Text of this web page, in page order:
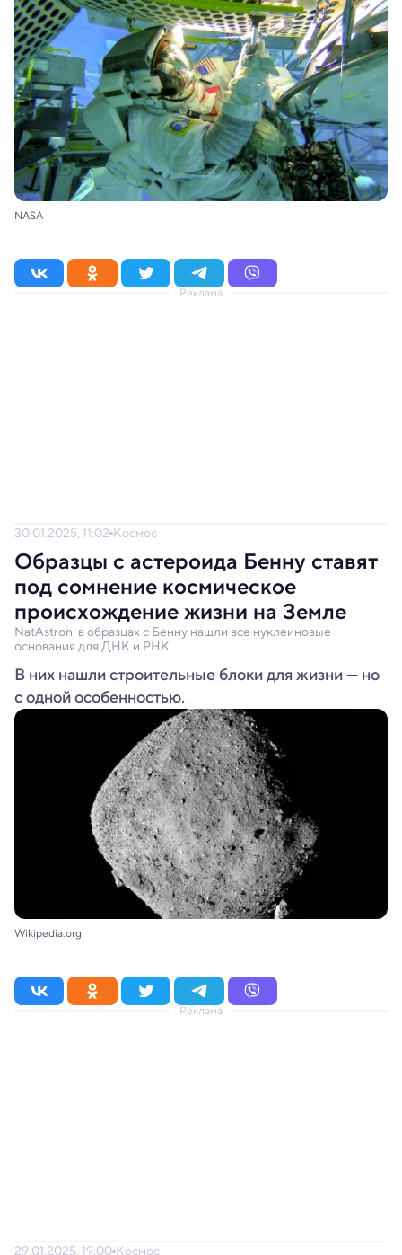
NASA
Реклама
30.01.2025, 11:02 Космос
Образцы с астероида Бенну ставят
под сомнение космическое
происхождение жизни на Земле
NatAstron: в образцах с Бенну нашли все нуклеиновые
основания для ДНК и РНК
В них нашли строительные блоки для жизни — но
с одной особенностью.
Wikipedia.org
Реклама
29.01.2025, 19:00 Космос